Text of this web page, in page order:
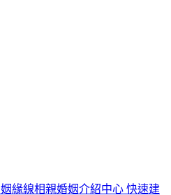
姻緣線相親婚姻介紹中心 快速建